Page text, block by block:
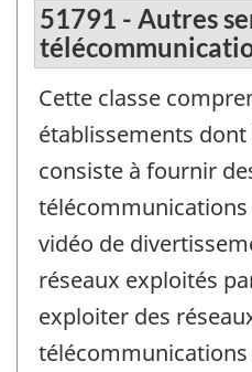
51791 - Autres
Cette classe
établissements
consiste à fournir
vidéo de
réseaux exploités
exploiter des